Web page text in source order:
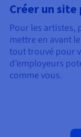
Créer un
Pour les artistes,
mettre en avant
tout trouvé pour
d’employeurs
comme vous.